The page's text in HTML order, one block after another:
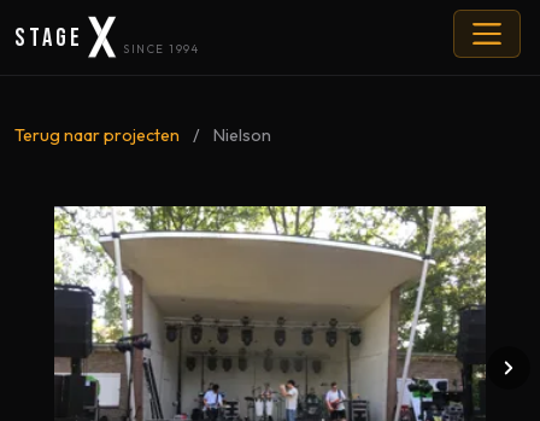
Stage SINCE 1994
Terug naar projecten / Nielson